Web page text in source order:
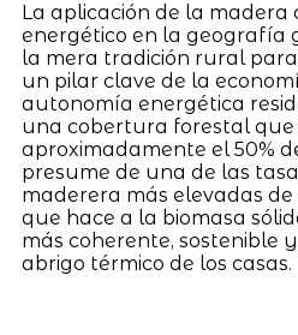
La aplicación de la madera
energético en la geografía
la mera tradición rural
un pilar clave de la
autonomía energética
una cobertura forestal que
aproximadamente el 50%
presume de una de las
maderera más elevadas
que hace a la biomasa
más coherente, sostenible
abrigo térmico de los casas.